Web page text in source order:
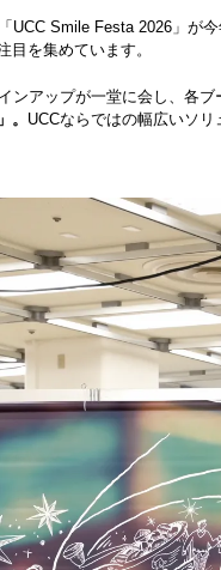
UCC Smile Festa 2026」が
目を集めています。
ンアップが一堂に会し、各
。 UCCならではの幅広いソ